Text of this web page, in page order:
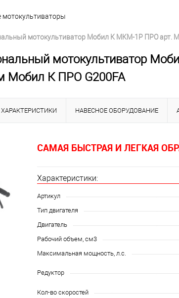
мотокультиваторы
мотокультиватор Мобил К МКМ-1Р ПРО арт.
мотокультиватор
Мобил К ПРО G200FA
ХАРАКТЕРИСТИКИ НАВЕСНОЕ ОБОРУДОВАНИЕ
САМАЯ БЫСТРАЯ И ЛЕГКАЯ
Характеристики:
Артикул
Тип двигателя
Двигатель
Рабочий объем, см3
Максимальная мощность, л.с.
Редуктор
Кол-во скоростей